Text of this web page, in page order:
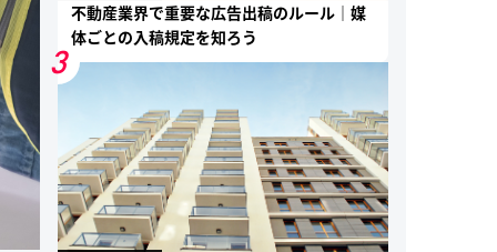
不動産業界で重要な広告出稿のルール｜媒
体ごとの入稿規定を知ろう
3